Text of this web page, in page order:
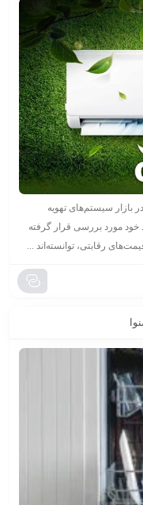
بازار سیستم‌های تهویه
و عملکرد خود مورد بررسی قرار گرفته
رقابتی، توانسته‌اند ...